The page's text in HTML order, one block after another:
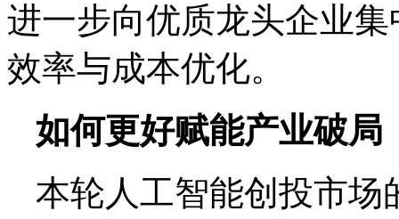
进一步向优质龙头企业
效率与成本优化。
如何更好赋能产业破局
本轮人工智能创投市场